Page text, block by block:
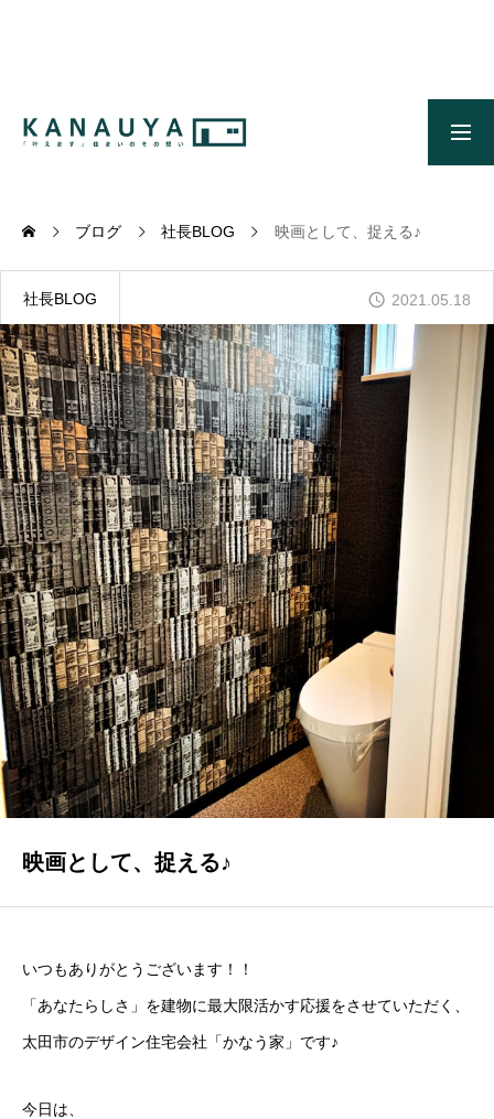
施工事例
ONLINE MODEL HOUSE
オンライン展示場
WORKS
施工事例
GALLERY
かなう家が設計施工した住まいの写真
COMPANY
株式会社かなう家の紹介
STAFF
スタッフ紹介
BLOG
「本日も絶好調さまです！』代表・窪田 純一のブログ
CONTACT
お問い合わせ
ブログ 社長BLOG 映画として、捉える♪
社長BLOG 2021.05.18
映画として、捉える♪
いつもありがとうございます！！
「あなたらしさ」を建物に最大限活かす応援をさせていただく、
太田市のデザイン住宅会社「かなう家」です♪
今日は、